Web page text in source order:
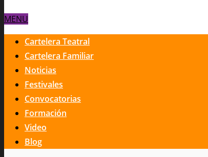
MENU
Cartelera Teatral
Cartelera Familiar
Noticias
Festivales
Convocatorias
Formación
Video
Blog